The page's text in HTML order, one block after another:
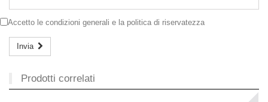
Accetto le condizioni generali e la politica di riservatezza
Invia
Prodotti correlati